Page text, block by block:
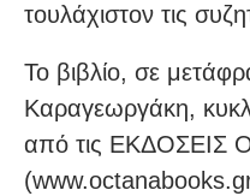
τουλάχιστον τις
Το βιβλίο, σε
Καραγεωργάκη,
από τις ΕΚΔΟΣΕΙΣ